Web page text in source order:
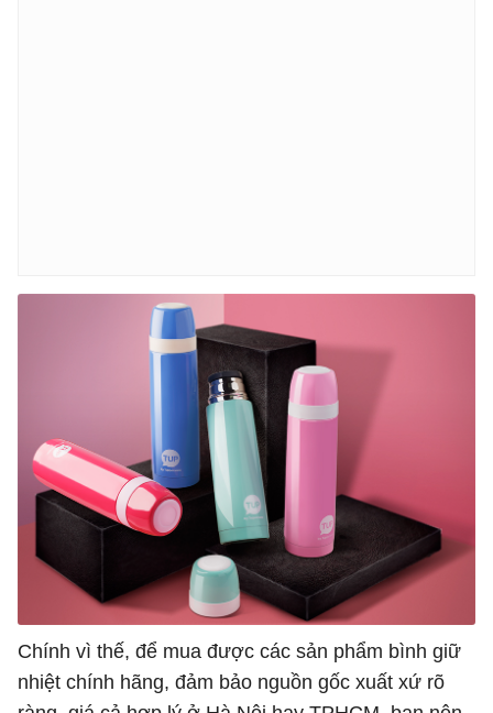
Chính vì thế, để mua được các sản phẩm bình giữ
nhiệt chính hãng, đảm bảo nguồn gốc xuất xứ rõ